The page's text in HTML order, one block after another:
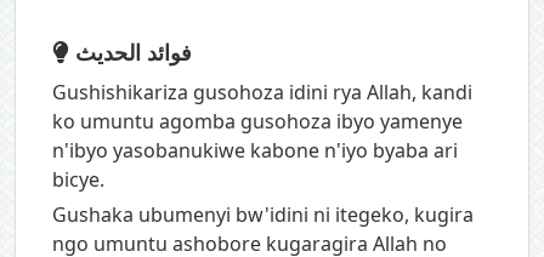
فوائد الحديث
Gushishikariza gusohoza idini rya Allah, kandi
ko umuntu agomba gusohoza ibyo yamenye
n'ibyo yasobanukiwe kabone n'iyo byaba ari
bicye.
Gushaka ubumenyi bw'idini ni itegeko, kugira
ngo umuntu ashobore kugaragira Allah no